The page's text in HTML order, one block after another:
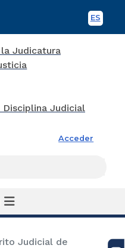
ES
Acceder
Judicial de